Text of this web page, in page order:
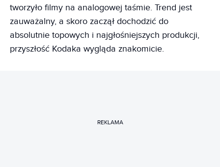
tworzyło filmy na analogowej taśmie. Trend jest
zauważalny, a skoro zaczął dochodzić do
absolutnie topowych i najgłośniejszych produkcji,
przyszłość Kodaka wygląda znakomicie.
REKLAMA